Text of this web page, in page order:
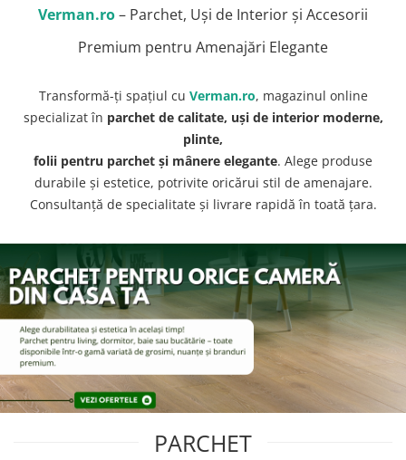
Exquisit 8 mm
Herringbone 8 mm
Progress 10 mm
Robusto 12 mm
Verman.ro– Parchet, Uși de Interior și Accesorii
Premium pentru Amenajări Elegante
Transformă-ți spațiul cu Verman.ro, magazinul online
specializat în parchet de calitate, uși de interior moderne,
plinte,
folii pentru parchet și mânere elegante. Alege produse
durabile și estetice, potrivite oricărui stil de amenajare.
Consultanță de specialitate și livrare rapidă în toată țara.
PARCHET